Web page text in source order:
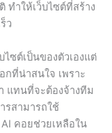
ทำให้เว็บไซต์ที่สร้าง
ว
ซต์เป็นของตัวเองแต่
กที่น่าสนใจ เพราะ
แทนที่จะต้องจ้างทีม
รสามารถใช้
คอยช่วยเหลือใน